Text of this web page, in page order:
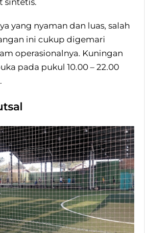
sintetis.
yang nyaman dan luas, salah
ini cukup digemari
operasionalnya. Kuningan
pada pukul 10.00 – 22.00